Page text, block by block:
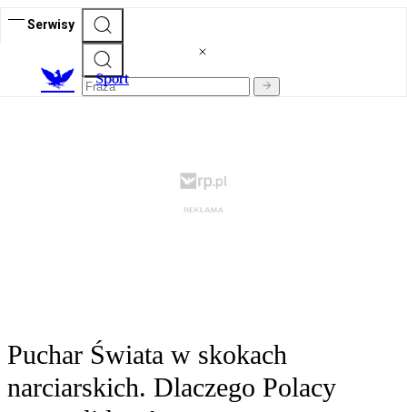
Serwisy
Sport
Puchar Świata w skokach
narciarskich. Dlaczego Polacy